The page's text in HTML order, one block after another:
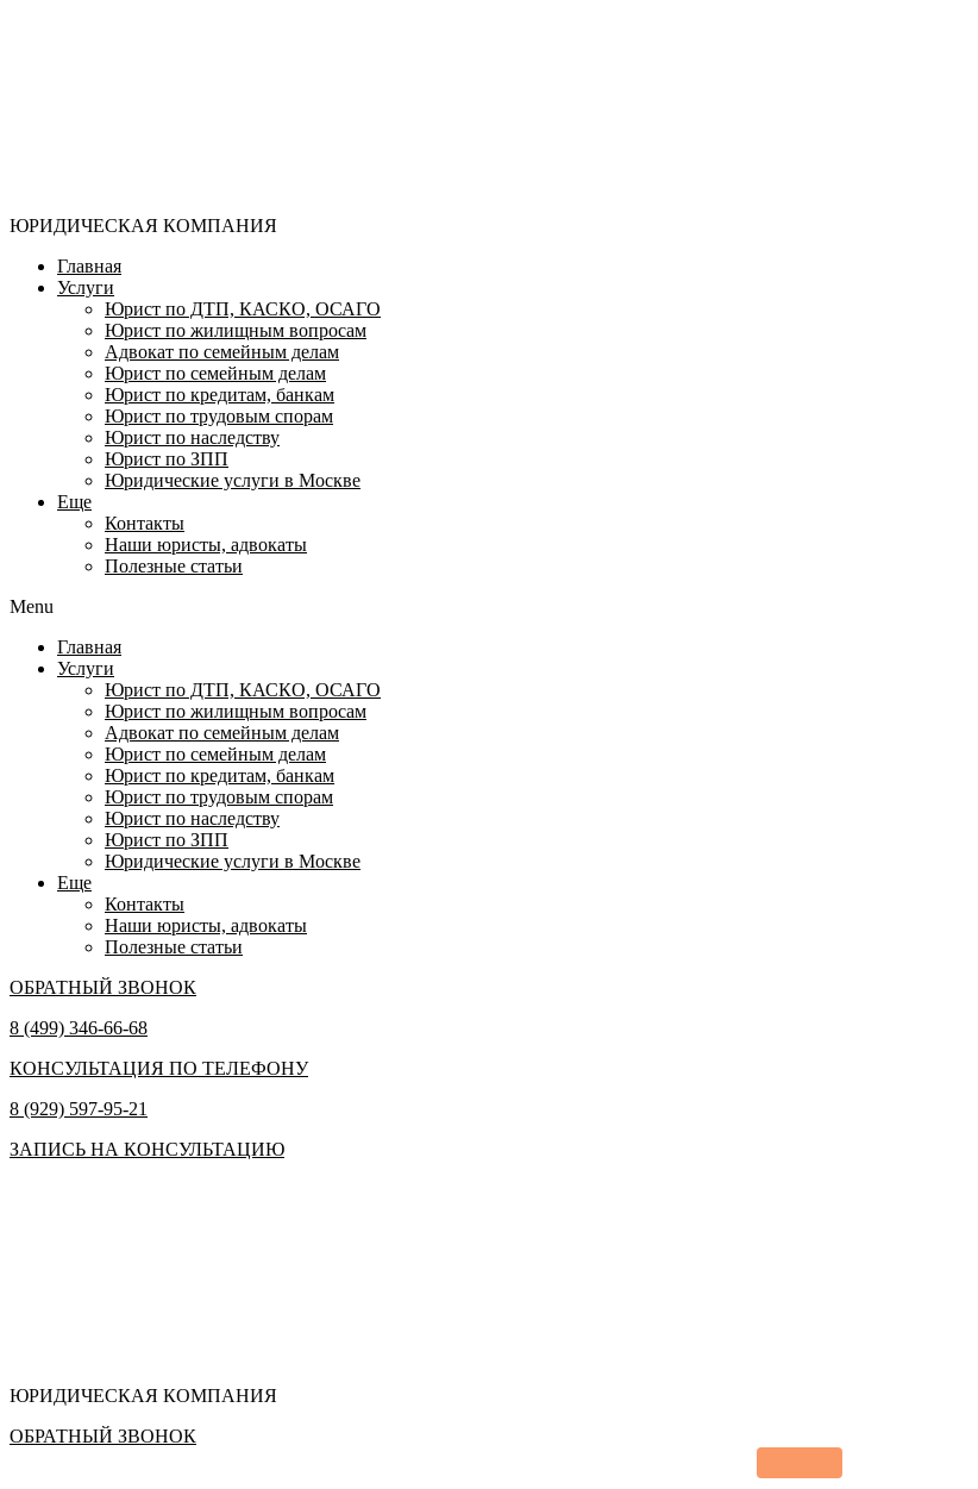
ЮРИДИЧЕСКАЯ КОМПАНИЯ
Главная
Услуги
Юрист по ДТП, КАСКО, ОСАГО
Юрист по жилищным вопросам
Адвокат по семейным делам
Юрист по семейным делам
Юрист по кредитам, банкам
Юрист по трудовым спорам
Юрист по наследству
Юрист по ЗПП
Юридические услуги в Москве
Еще
Контакты
Наши юристы, адвокаты
Полезные статьи
Menu
Главная
Услуги
Юрист по ДТП, КАСКО, ОСАГО
Юрист по жилищным вопросам
Адвокат по семейным делам
Юрист по семейным делам
Юрист по кредитам, банкам
Юрист по трудовым спорам
Юрист по наследству
Юрист по ЗПП
Юридические услуги в Москве
Еще
Контакты
Наши юристы, адвокаты
Полезные статьи
ОБРАТНЫЙ ЗВОНОК
8 (499) 346-66-68
КОНСУЛЬТАЦИЯ ПО ТЕЛЕФОНУ
8 (929) 597-95-21
ЗАПИСЬ НА КОНСУЛЬТАЦИЮ
ЮРИДИЧЕСКАЯ КОМПАНИЯ
ОБРАТНЫЙ ЗВОНОК